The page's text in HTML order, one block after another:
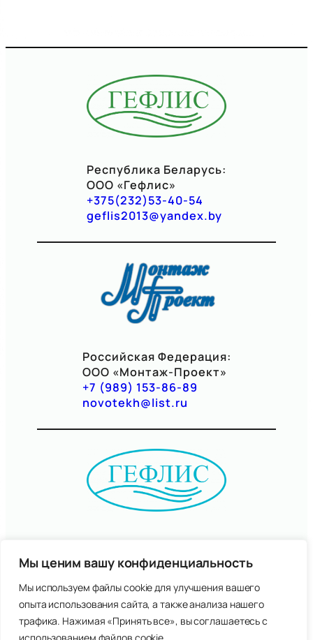
Мы ценим вашу конфиденциальность
Мы используем файлы cookie для улучшения вашего
опыта использования сайта, а также анализа нашего
трафика. Нажимая «Принять все», вы соглашаетесь с
Республика Беларусь:
ООО «Гефлис»
+375(232)53-40-54
geflis2013@yandex.by
Российская Федерация:
ООО «Монтаж-Проект»
+7 (989) 153-86-89
novotekh@list.ru
ТОО «Гефлис»
+7(7057)06-95-77
gefliskz@mail.ru